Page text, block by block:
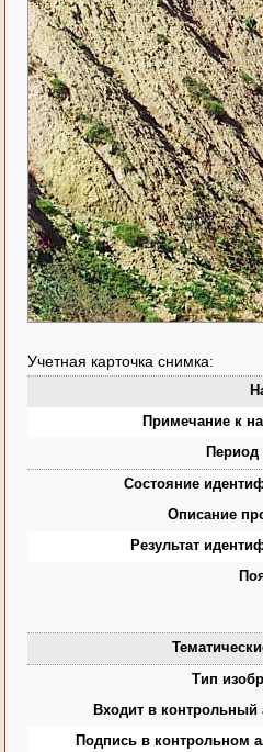
Учетная карточка снимка:
Примечание к
Состояние
Описание
Результат
Тип
Входит в контрольный
Подпись в контрольном